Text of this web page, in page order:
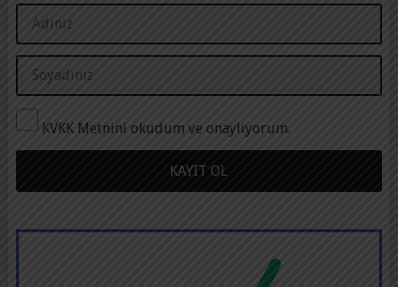
KVKK Metnini okudum ve onaylıyorum.